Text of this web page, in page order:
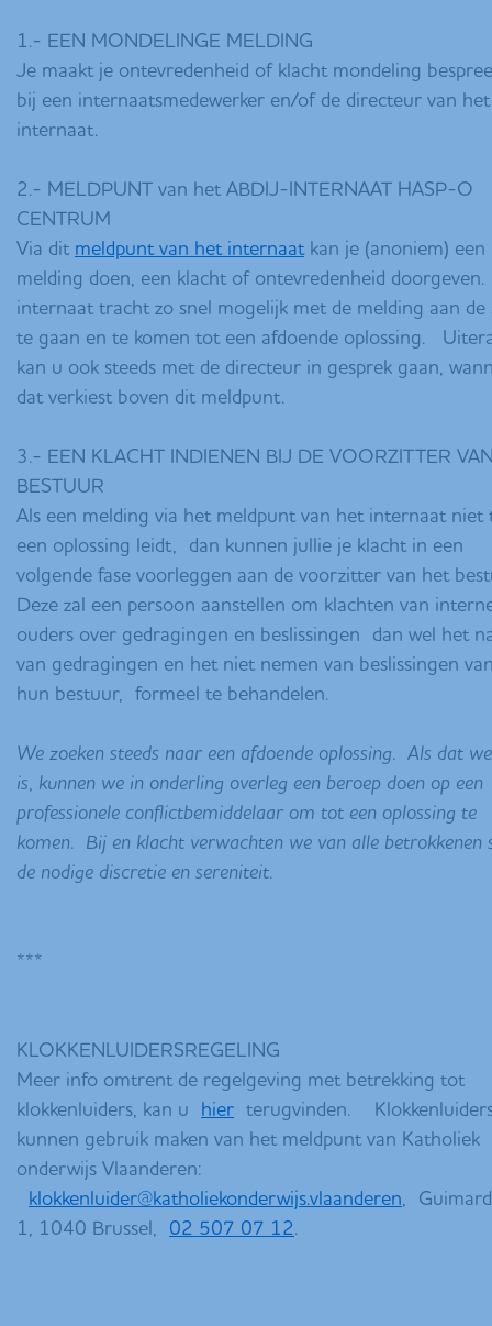
1.- EEN MONDELINGE MELDING
Je maakt je ontevredenheid of klacht mondeling
bij een internaatsmedewerker en/of de directeur van het
internaat.
2.- MELDPUNT van het ABDIJ-INTERNAAT HASP-O
CENTRUM
Via dit meldpunt van het internaatkan je (anoniem) een
melding doen, een klacht of ontevredenheid
internaat tracht zo snel mogelijk met de melding aan de
te gaan en te komen tot een afdoende oplossing.
kan u ook steeds met de directeur in gesprek gaan,
dat verkiest boven dit meldpunt.
3.- EEN KLACHT INDIENEN BIJ DE VOORZITTER
BESTUUR
Als een melding via het meldpunt van het internaat niet
een oplossing leidt, dan kunnen jullie je klacht in een
volgende fase voorleggen aan de voorzitter van het
Deze zal een persoon aanstellen om klachten van
ouders over gedragingen en beslissingen dan wel het
van gedragingen en het niet nemen van beslissingen
hun bestuur, formeel te behandelen.
We zoeken steeds naar een afdoende oplossing. Als dat
is, kunnen we in onderling overleg een beroep doen op een
professionele conflictbemiddelaar om tot een oplossing te
komen. Bij en klacht verwachten we van alle betrokkenen
de nodige discretie en sereniteit.
***
KLOKKENLUIDERSREGELING
Meer info omtrent de regelgeving met betrekking tot
klokkenluiders, kan u hier terugvinden.​
kunnen gebruik maken van het meldpunt van Katholiek
onderwijs Vlaanderen:​
klokkenluider@katholiekonderwijs.vlaanderen,
1, 1040 Brussel, 02 507 07 12.